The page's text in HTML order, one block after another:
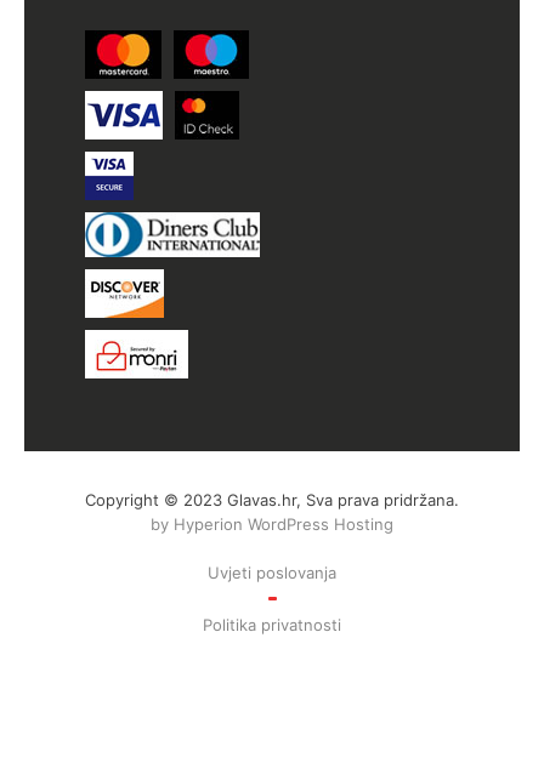
Copyright © 2023 Glavas.hr, Sva prava pridržana.
by Hyperion WordPress Hosting
Uvjeti poslovanja
Politika privatnosti